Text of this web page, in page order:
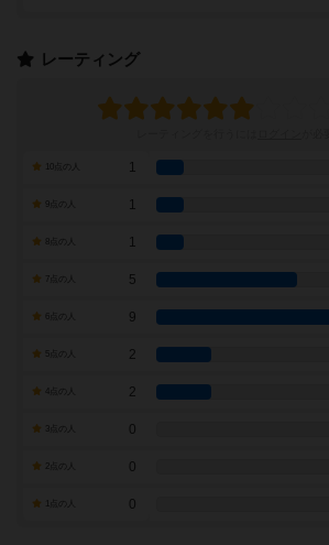
レーティング
1
1
1
7点の人 5
9
2
2
0
0
0